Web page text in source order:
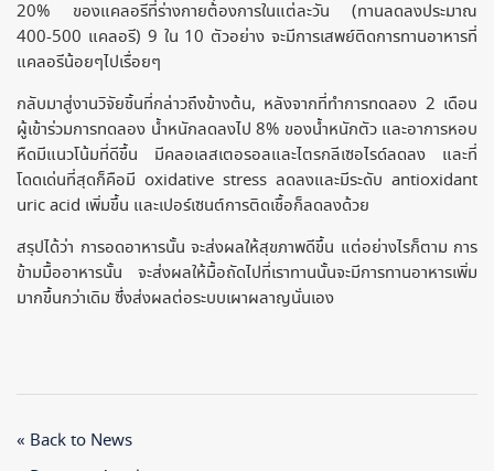
20% ของแคลอรีที่ร่างกายต้่องการในแต่ละวัน (ทานลดลงประมาณ
400-500 แคลอรี) 9 ใน 10 ตัวอย่าง จะมีการเสพย์ติดการทานอาหารที่
แคลอรีน้อยๆไปเรื่อยๆ
กลับมาสู่งานวิจัยชิ้นที่กล่าวถึงข้างต้น, หลังจากที่ทำการทดลอง 2 เดือน
ผู้เข้าร่วมการทดลอง น้ำหนักลดลงไป 8% ของน้ำหนักตัว และอาการหอบ
หืดมีแนวโน้มที่ดีขึ้น มีคลอเลสเตอรอลและไตรกลีเซอไรด์ลดลง และที่
โดดเด่นที่สุดก็คือมี oxidative stress ลดลงและมีระดับ antioxidant
uric acid เพิ่มขึ้น และเปอร์เซนต์การติดเชื้อก็ลดลงด้วย
สรุปได้ว่า การอดอาหารนั้น จะส่งผลให้สุขภาพดีขึ้น แต่อย่างไรก็ตาม การ
ข้ามมื้ออาหารนั้น จะส่งผลให้มื้อถัดไปที่เราทานนั้นจะมีการทานอาหารเพิ่ม
มากขึ้นกว่าเดิม ซึ่งส่งผลต่อระบบเผาผลาญนั่นเอง
« Back to News